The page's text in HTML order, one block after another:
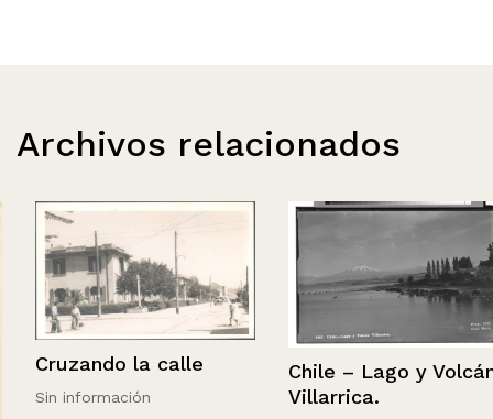
Archivos relacionados
Cruzando la calle
Sin información
Chile – Lago y Volcán
Villarrica.